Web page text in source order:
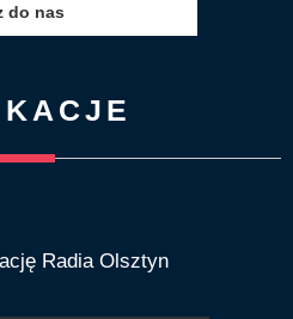
do nas
Radia Olsztyn